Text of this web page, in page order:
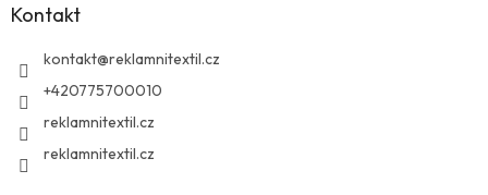
Kontakt
kontakt@reklamnitextil.cz
+420775700010
reklamnitextil.cz
reklamnitextil.cz